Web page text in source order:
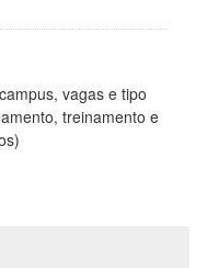
vagas e tipo
treinamento e